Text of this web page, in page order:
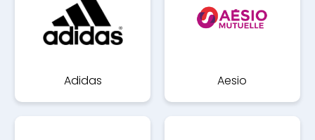
Adidas Aesio